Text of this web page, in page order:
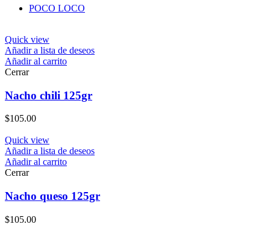
POCO LOCO
Quick view
Añadir a lista de deseos
Añadir al carrito
Cerrar
Nacho chili 125gr
$105.00
Quick view
Añadir a lista de deseos
Añadir al carrito
Cerrar
Nacho queso 125gr
$105.00